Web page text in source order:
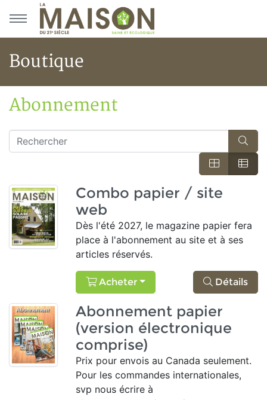
Aller au menu principal
Aller au contenu principal
Boutique
Accueil
Abonnement
Rechercher
Combo papier / site
web
Dès l'été 2027, le magazine papier fera
place à l'abonnement au site et à ses
articles réservés.
Acheter Détails
Abonnement papier
(version électronique
comprise)
Prix pour envois au Canada seulement.
Pour les commandes internationales,
svp nous écrire à